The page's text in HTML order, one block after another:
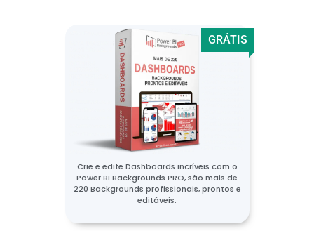
GRÁTIS
Crie e edite Dashboards incríveis com o
Power BI Backgrounds PRO, são mais de
220 Backgrounds profissionais, prontos e
editáveis.